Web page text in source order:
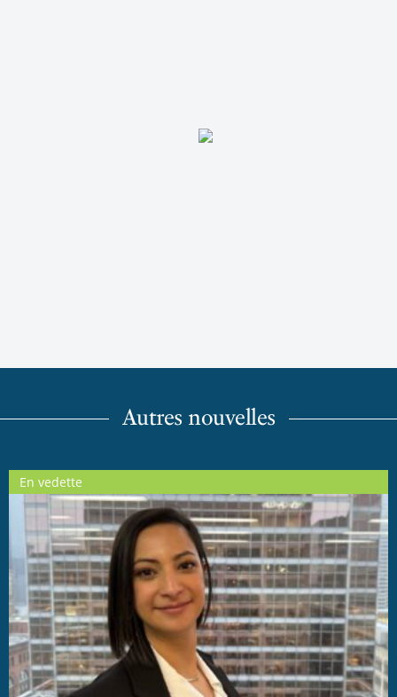
Autres nouvelles
En vedette